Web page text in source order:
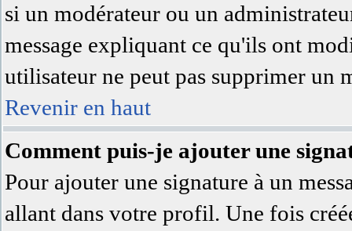
si un modérateur ou un
message expliquant ce qu'ils ont
utilisateur ne peut pas supprimer un
Revenir en haut
Comment puis-je ajouter une
Pour ajouter une signature à un
allant dans votre profil. Une fois